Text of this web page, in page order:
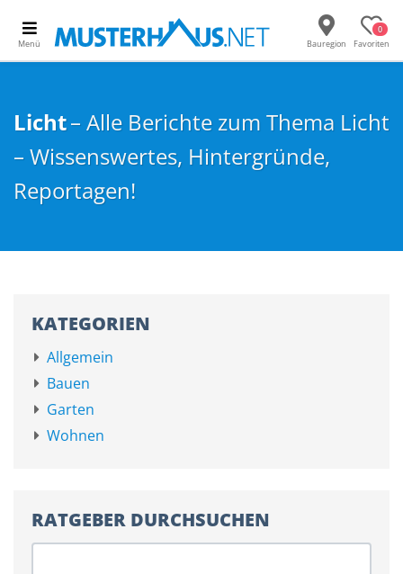
Menü Bauregion
0
Favoriten
Licht– Alle Berichte zum Thema Licht
– Wissenswertes, Hintergründe,
Reportagen!
KATEGORIEN
Allgemein
Bauen
Garten
Wohnen
RATGEBER DURCHSUCHEN